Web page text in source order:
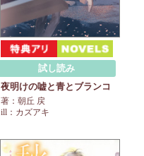
試し読み
夜明けの嘘と青とブランコ
著：朝丘 戻
ill：カズアキ